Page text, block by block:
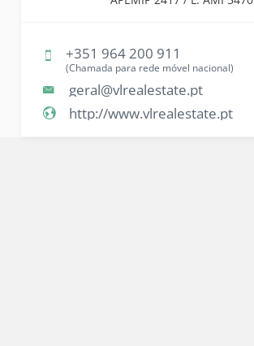
+351 964 200 911
(Chamada para rede móvel nacional)
geral@vlrealestate.pt
http://www.vlrealestate.pt